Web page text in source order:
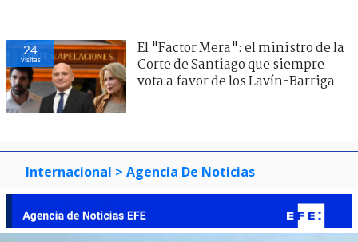
24
visitas
El "Factor Mera": el ministro de la
Corte de Santiago que siempre
vota a favor de los Lavín-Barriga
Internacional > Agencia De Noticias